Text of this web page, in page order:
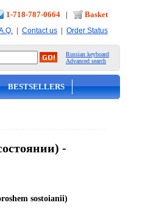
1-718-787-0664 | Basket
| Contact us | Order Status
Russian keyboard
Advanced search
BESTSELLERS
-
sostoianii)